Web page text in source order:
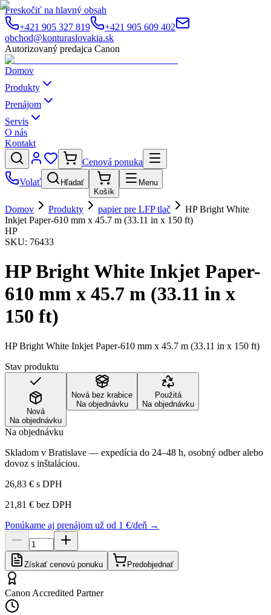
Preskočiť na hlavný obsah
+421 905 327 819
+421 905 609 402
obchod@konturaslovakia.sk
Autorizovaný predajca Canon
Domov
Produkty
Prenájom
Servis
O nás
Kontakt
Cenová ponuka
Volať
Hľadať
Košík
Menu
Domov Produkty papier pre LFP tlač
HP Bright White
Inkjet Paper-610 mm x 45.7 m (33.11 in x 150 ft)
HP
SKU: 76433
HP Bright White Inkjet Paper-
610 mm x 45.7 m (33.11 in x
150 ft)
HP Bright White Inkjet Paper-610 mm x 45.7 m (33.11 in x 150 ft)
Stav produktu
Nová
Na objednávku
Nová bez krabice
Na objednávku
Použitá
Na objednávku
Na objednávku
Skladom v Bratislave — expedícia do 24–48 h, osobný odber alebo
dovoz s inštaláciou.
26,83 € s DPH
21,81 € bez DPH
Ponúkame aj prenájom už od 1 €/deň →
Získať cenovú ponuku Predobjednať
Canon Accredited Partner